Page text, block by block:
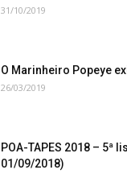
31/10/2019
O Marinheiro Popeye
26/03/2019
POA-TAPES 2018 – 5ª
01/09/2018)